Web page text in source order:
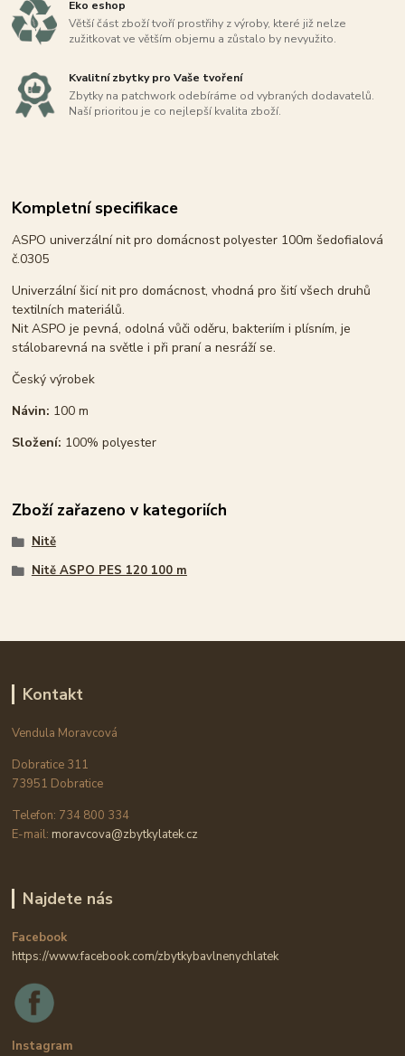
Eko eshop
Větší část zboží tvoří prostřihy z výroby, které již nelze
zužitkovat ve větším objemu a zůstalo by nevyužito.
Kvalitní zbytky pro Vaše tvoření
Zbytky na patchwork odebíráme od vybraných dodavatelů.
Naší prioritou je co nejlepší kvalita zboží.
Kompletní specifikace
ASPO univerzální nit pro domácnost polyester 100m šedofialová
č.0305
Univerzální šicí nit pro domácnost, vhodná pro šití všech druhů
textilních materiálů.
Nit ASPO je pevná, odolná vůči oděru, bakteriím i plísním, je
stálobarevná na světle i při praní a nesráží se.
Český výrobek
Návin: 100 m
Složení: 100% polyester
Zboží zařazeno v kategoriích
Nitě
Nitě ASPO PES 120 100 m
Kontakt
Vendula Moravcová
Dobratice 311
73951 Dobratice
Telefon: 734 800 334
E-mail: moravcova@zbytkylatek.cz
Najdete nás
Facebook
https://www.facebook.com/zbytkybavlnenychlatek
Instagram